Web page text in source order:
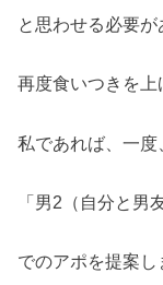
と思わせる必要が
再度食いつきを上
私であれば、一度
「男2（自分と男
でのアポを提案し